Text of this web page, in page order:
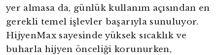
yer almasa da, günlük kullanım açısından en
gerekli temel işlevler başarıyla sunuluyor.
HijyenMax sayesinde yüksek sıcaklık ve
buharla hijyen önceliği korunurken,